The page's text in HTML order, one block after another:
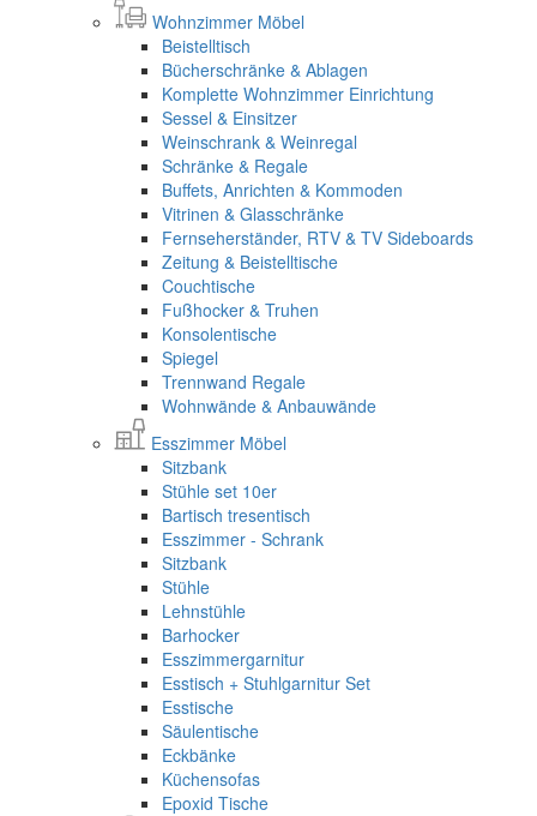
Wohnzimmer Möbel
Beistelltisch
Bücherschränke & Ablagen
Komplette Wohnzimmer Einrichtung
Sessel & Einsitzer
Weinschrank & Weinregal
Schränke & Regale
Buffets, Anrichten & Kommoden
Vitrinen & Glasschränke
Fernseherständer, RTV & TV Sideboards
Zeitung & Beistelltische
Couchtische
Fußhocker & Truhen
Konsolentische
Spiegel
Trennwand Regale
Wohnwände & Anbauwände
Esszimmer Möbel
Sitzbank
Stühle set 10er
Bartisch tresentisch
Esszimmer - Schrank
Sitzbank
Stühle
Lehnstühle
Barhocker
Esszimmergarnitur
Esstisch + Stuhlgarnitur Set
Esstische
Säulentische
Eckbänke
Küchensofas
Epoxid Tische